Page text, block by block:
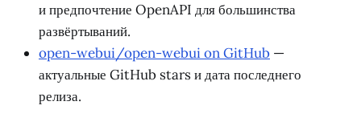
и предпочтение OpenAPI для большинства
развёртываний.
open-webui/open-webui on GitHub —
актуальные GitHub stars и дата последнего
релиза.